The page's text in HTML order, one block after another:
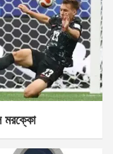
মরক্কো